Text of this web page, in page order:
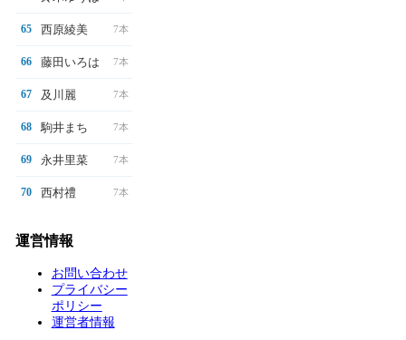
65 西原綾美 7本
66 藤田いろは 7本
67 及川麗 7本
68 駒井まち 7本
69 永井里菜 7本
70 西村禮 7本
運営情報
お問い合わせ
プライバシー
ポリシー
運営者情報